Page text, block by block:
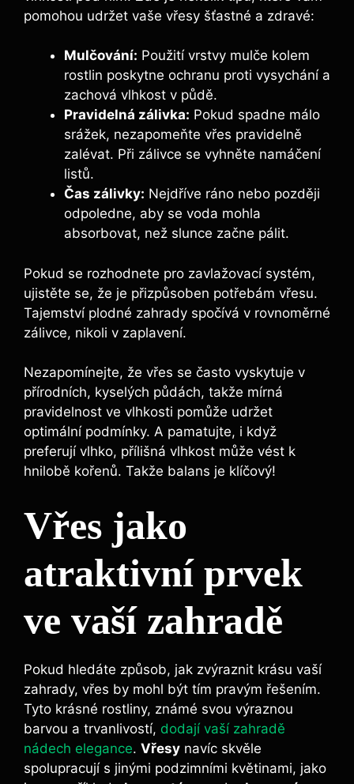
pomohou udržet vaše vřesy šťastné a zdravé:
Mulčování: Použití vrstvy mulče kolem
rostlin poskytne ochranu proti vysychání a
zachová vlhkost v půdě.
Pravidelná zálivka: Pokud spadne málo
srážek, nezapomeňte vřes pravidelně
zalévat. Při zálivce se vyhněte namáčení
listů.
Čas zálivky: Nejdříve ráno nebo později
odpoledne, aby se voda mohla
absorbovat, než slunce začne pálit.
Pokud se rozhodnete pro zavlažovací systém,
ujistěte se, že je přizpůsoben potřebám vřesu.
Tajemství plodné zahrady spočívá v rovnoměrné
zálivce, nikoli v zaplavení.
Nezapomínejte, že vřes se často vyskytuje v
přírodních, kyselých půdách, takže mírná
pravidelnost ve vlhkosti pomůže udržet
optimální podmínky. A pamatujte, i když
preferují vlhko, přílišná vlhkost může vést k
hnilobě kořenů. Takže balans je klíčový!
Vřes jako
atraktivní prvek
ve vaší zahradě
Pokud hledáte způsob, jak zvýraznit krásu vaší
zahrady, vřes by mohl být tím pravým řešením.
Tyto krásné rostliny, známé svou výraznou
barvou a trvanlivostí, dodají vaší zahradě
nádech elegance. Vřesy navíc skvěle
spolupracují s jinými podzimními květinami, jako